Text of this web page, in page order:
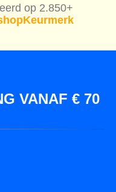
op 2.850+
VANAF € 70